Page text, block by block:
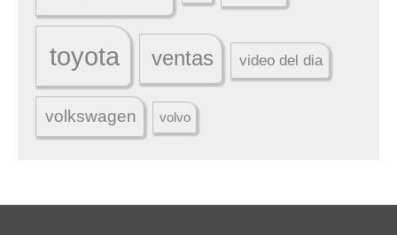
toyota ventas video del dia
volkswagen volvo